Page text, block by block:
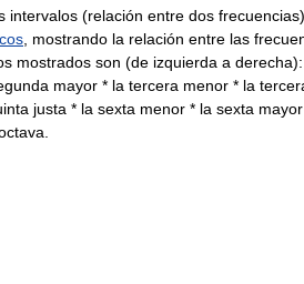
intervalos (relación entre dos
, mostrando la relación entre las
mostrados son (de izquierda a
mayor * la tercera menor * la
justa * la sexta menor * la sexta